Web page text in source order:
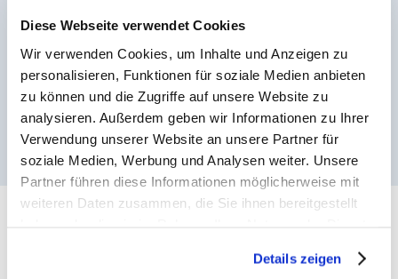
Diese Webseite verwendet Cookies
Wir verwenden Cookies, um Inhalte und Anzeigen zu
personalisieren, Funktionen für soziale Medien anbieten
zu können und die Zugriffe auf unsere Website zu
analysieren. Außerdem geben wir Informationen zu Ihrer
Verwendung unserer Website an unsere Partner für
soziale Medien, Werbung und Analysen weiter. Unsere
Partner führen diese Informationen möglicherweise mit
weiteren Daten zusammen, die Sie ihnen bereitgestellt
Details zeigen
Inhalt: 1,1 L (51,77 €* / 1 Liter)
In den Warenkorb
Unser Magnesium-Sortiment, zu dem auch das Magnesiumöl